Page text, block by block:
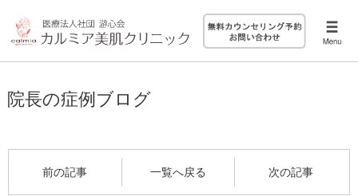
院長の症例ブログ
前の記事 一覧へ戻る 次の記事